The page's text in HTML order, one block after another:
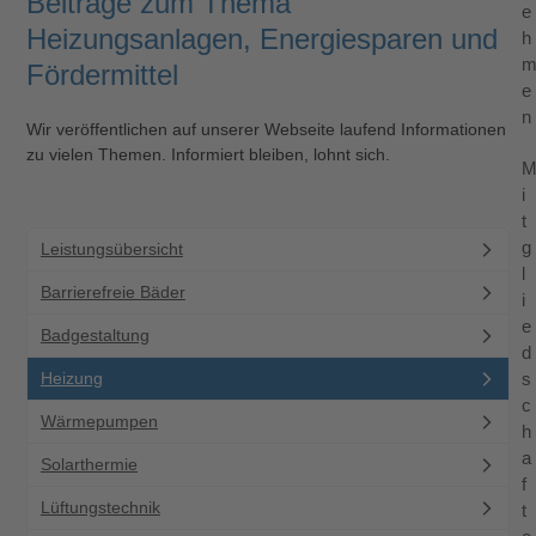
Heizungsanlagen, Energiesparen und
Fördermittel
Wir veröffentlichen auf unserer Webseite laufend Informationen
zu vielen Themen. Informiert bleiben, lohnt sich.
Leistungsübersicht
Barrierefreie Bäder
Badgestaltung
Heizung
Wärmepumpen
Solarthermie
Lüftungstechnik
e
h
m
e
n
M
i
t
g
l
i
e
d
s
c
h
a
f
t